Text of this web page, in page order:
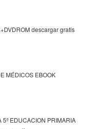
descargar gratis
MÉDICOS EBOOK
EDUCACION PRIMARIA